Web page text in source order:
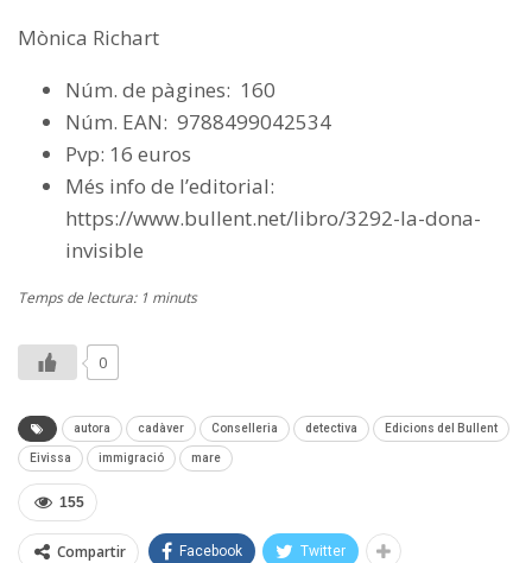
Mònica Richart
Núm. de pàgines: 160
Núm. EAN: 9788499042534
Pvp: 16 euros
Més info de l’editorial:
https://www.bullent.net/libro/3292-la-dona-
invisible
Temps de lectura: 1 minuts
0
autora cadàver Conselleria detectiva Edicions del Bullent
Eivissa immigració mare
155
Compartir Facebook Twitter